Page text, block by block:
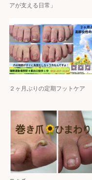
アが支える日常」
２ヶ月ぶりの定期フットケア